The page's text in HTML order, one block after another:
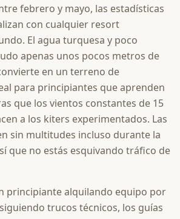
febrero y mayo, las estadísticas
con cualquier resort
El agua turquesa y poco
apenas unos pocos metros de
en un terreno de
para principiantes que aprenden
que los vientos constantes de 15
a los kiters experimentados. Las
sin multitudes incluso durante la
que no estás esquivando tráfico de
principiante alquilando equipo por
trucos técnicos, los guías